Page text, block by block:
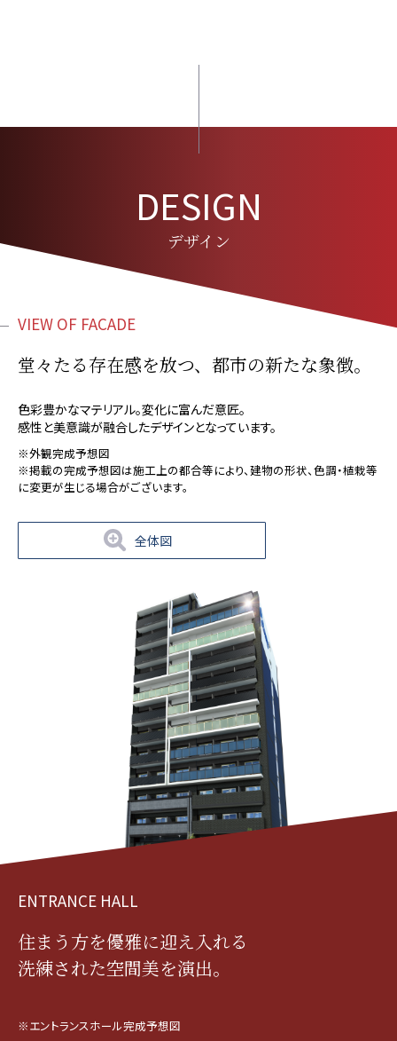
DESIGN
デザイン
VIEW OF FACADE
堂々たる存在感を放つ、都市の新たな象徴。
色彩豊かなマテリアル。変化に富んだ意匠。
感性と美意識が融合したデザインとなっています。
※外観完成予想図
※掲載の完成予想図は施工上の都合等により、建物の形状、色調・植栽等
に変更が生じる場合がございます。
全体図
ENTRANCE HALL
住まう方を優雅に迎え入れる
洗練された空間美を演出。
※エントランスホール完成予想図